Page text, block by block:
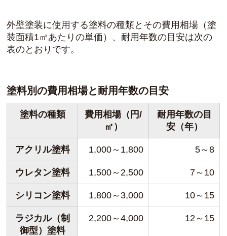
外壁塗装に使用する塗料の種類とその費用相場（塗
装面積1㎡あたりの単価）、耐用年数の目安は次の
表のとおりです。
塗料別の費用相場と耐用年数の目安
塗料の種類
費用相場（円/
㎡）
耐用年数の目
安（年）
アクリル塗料 1,000～1,800 5～8
ウレタン塗料 1,500～2,500 7～10
シリコン塗料 1,800～3,000 10～15
ラジカル（制
御型）塗料
2,200～4,000 12～15